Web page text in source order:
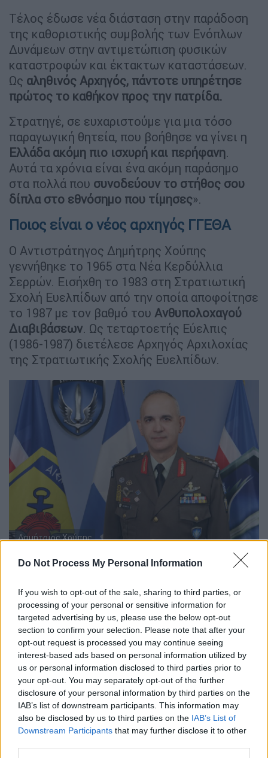
Do Not Process My Personal Information
If you wish to opt-out of the sale, sharing to third parties, or
processing of your personal or sensitive information for
targeted advertising by us, please use the below opt-out
section to confirm your selection. Please note that after your
opt-out request is processed you may continue seeing
interest-based ads based on personal information utilized by
us or personal information disclosed to third parties prior to
your opt-out. You may separately opt-out of the further
disclosure of your personal information by third parties on the
IAB’s list of downstream participants. This information may
also be disclosed by us to third parties on the IAB’s List of
Downstream Participants that may further disclose it to other
Τέλος έδωσε νέα διάσταση στην παράδοση
της καθοριστικής συμβολής των Ενόπλων
Δυνάμεων στην αντιμετώπιση φυσικών
καταστροφών και έκτακτων καταστάσεων.
Ως αληθινός Αρχηγός, πάντοτε υπηρέτησε
πρώτος το καθήκον προς την πατρίδα.
Στρατηγέ, σε ευχαριστούμε για μια τόσο
παραγωγική θητεία, που βοήθησε να γίνει η
Ελλάδα ακόμη πιο ισχυρή και περήφανη.
Αυτά τα χρόνια είναι ένα ακόμη παράσημο
στα πολλά που συνοδεύουν το στήθος σου
δίπλα στο εθνόσημο που τίμησες».
Ποιος είναι ο νέος αρχηγός ΓΓΕΘΑ
Ο Αντιστράτηγος Δημήτρης Χούπης
γεννήθηκε το 1965 στα Νέα Κερδύλλια
Σερρών. Εισήχθη το 1983 στη Στρατιωτική
Σχολή Ευελπίδων από την οποία αποφοίτησε
το 1987 με τον βαθμό του Ανθυπολοχαγού
Διαβιβάσεων. Ως τεταρτοετής Εύελπις
(1986-1987) διετέλεσε Αρχηγός Αρχιλοχίας
της Στρατιωτικής Σχολής Ευελπίδων.
Δημήτριος Χούπης
Φοίτησε με άριστα σε όλες τις σχολές και τα
ΣΤΗΑΔ (Ραδιοηλεκτρολόγος Α΄) καθώς και
στη Σχολή Πολέμου με διακεκριμένη
φοίτηση. Εκπαιδεύτηκε σε Σχολεία
Εξειδίκευσης του Όπλου και Ειδικών
Δυνάμεων στην Ελλάδα και στα αντίστοιχα
του ΝΑΤΟ-Γερμανία (Περιπόλων Μακράς
Ακτίνας Δράσης, Επικοινωνιών-
Κρυπτογραφίας, Σχεδίασης Επιχειρήσεων
Ηλεκτρονικού Πολέμου, Διαχείρισης
Ανθρώπινων Πόρων). Είναι εν ενεργεία